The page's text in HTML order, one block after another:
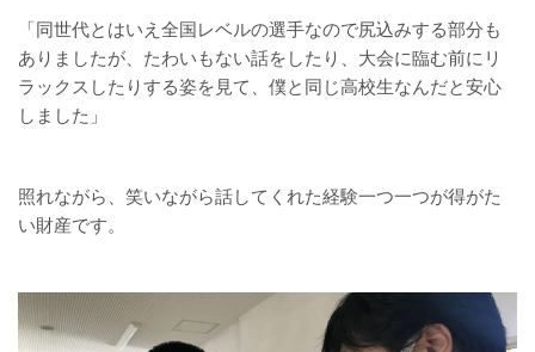
「同世代とはいえ全国レベルの選手なので尻込みする部分も
ありましたが、たわいもない話をしたり、大会に臨む前にリ
ラックスしたりする姿を見て、僕と同じ高校生なんだと安心
しました」
照れながら、笑いながら話してくれた経験一つ一つが得がた
い財産です。